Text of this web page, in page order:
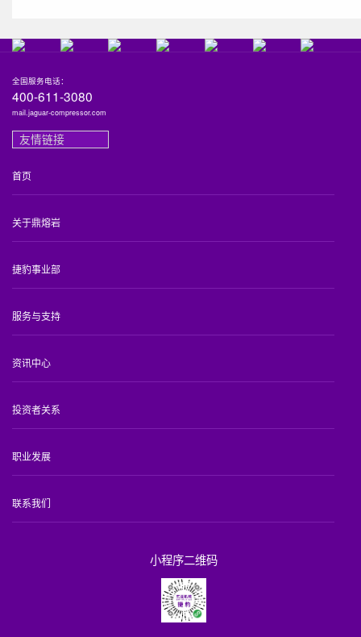
全国服务电话：
400-611-3080
mail.jaguar-compressor.com
友情链接
首页
关于鼎熔岩
捷豹事业部
服务与支持
资讯中心
投资者关系
职业发展
联系我们
小程序二维码